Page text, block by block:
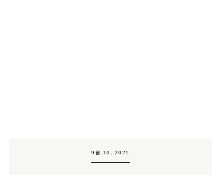
9월 10, 2025